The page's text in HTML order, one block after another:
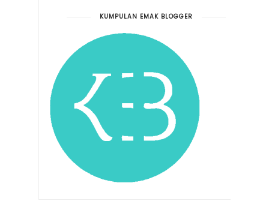
KUMPULAN EMAK BLOGGER